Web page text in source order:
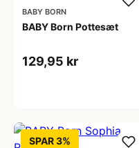
BABY BORN
BABY Born Pottesæt
129,95 kr
SPAR 3%